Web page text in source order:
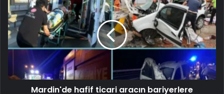
Mardin'de hafif ticari aracın bariyerlere